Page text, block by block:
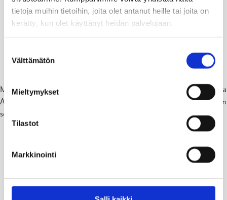
tietoja muihin tietoihin, joita olet antanut heille tai joita on
kerätty, kun olet käyttänyt heidän palvelujaan.
valinta
Välttämätön
Mieltymykset
Tilastot
Markkinointi
Muotokuvan paljastustilaisuudessa oli läsnä valtuuston puheenjohtaja
Anders Walls, kaupunginhallituksen puheenjohtaja Anita Westerholm
sekä kaupungin johtoryhmä.